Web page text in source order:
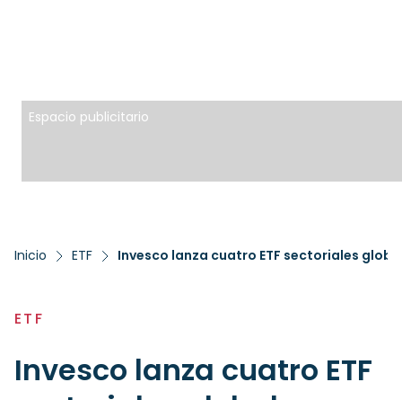
Espacio publicitario
Inicio ETF Invesco lanza cuatro ETF sectoriales
ETF
Invesco lanza cuatro ETF